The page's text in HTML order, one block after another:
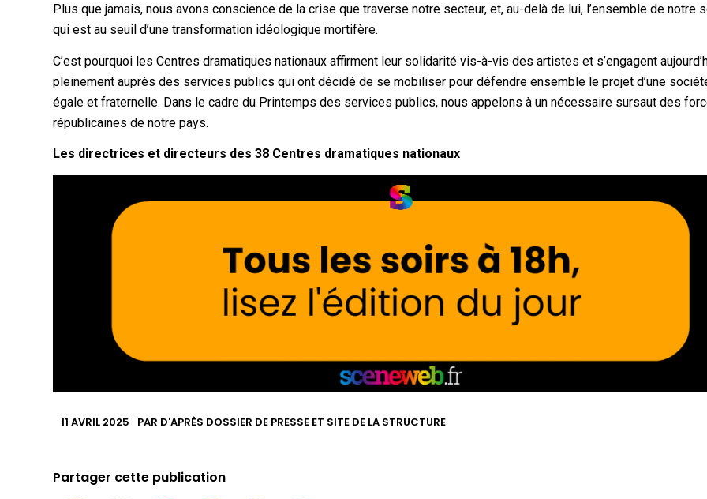
Plus que jamais, nous avons conscience de la crise que traverse notre secteur, et, au-delà de lui, l’ensemble de notre
qui est au seuil d’une transformation idéologique mortifère.
C’est pourquoi les Centres dramatiques nationaux affirment leur solidarité vis-à-vis des artistes et s’engagent
pleinement auprès des services publics qui ont décidé de se mobiliser pour défendre ensemble le projet d’une
égale et fraternelle. Dans le cadre du Printemps des services publics, nous appelons à un nécessaire sursaut des
républicaines de notre pays.
Les directrices et directeurs des 38 Centres dramatiques nationaux
11 AVRIL 2025 PAR D'APRÈS DOSSIER DE PRESSE ET SITE DE LA STRUCTURE
Partager cette publication